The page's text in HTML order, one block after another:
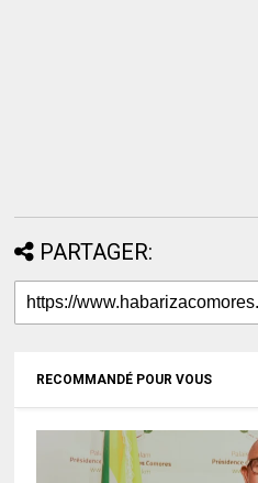
PARTAGER:
RECOMMANDÉ POUR VOUS